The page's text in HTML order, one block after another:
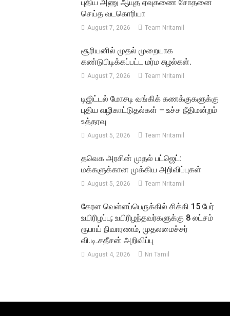
புதிய அணு ஆயுத ஏவுகணை சோதனை
செய்த வடகொரியா
August 7, 2026 Team Nritamil
சூரியனில் முதல் முறையாக
கண்டுபிடிக்கப்பட்ட மர்ம சுழல்கள்.
August 7, 2026 Team Nritamil
டிஜிட்டல் மோசடி வங்கிக் கணக்குகளுக்கு
புதிய வழிகாட்டுதல்கள் – உச்ச நீதிமன்றம்
உத்தரவு
August 5, 2026 Team Nritamil
தவெக அரசின் முதல் பட்ஜெட்:
மக்களுக்கான முக்கிய அறிவிப்புகள்
August 5, 2026 Team Nritamil
கேரள வெள்ளப்பெருக்கில் சிக்கி 15 பேர்
உயிரிழப்பு; உயிரிழந்தவர்களுக்கு 8 லட்சம்
ரூபாய் நிவாரணம், முதலமைச்சர்
வி.டி.சதீசன் அறிவிப்பு
August 4, 2026 Nri Tamil